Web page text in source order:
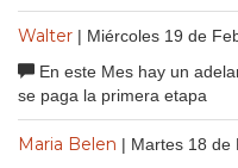
Walter | Miércoles 19 de
En este Mes hay un
se paga la primera etapa
Maria Belen | Martes 18 de